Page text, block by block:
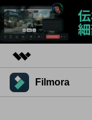
製品 Filmora